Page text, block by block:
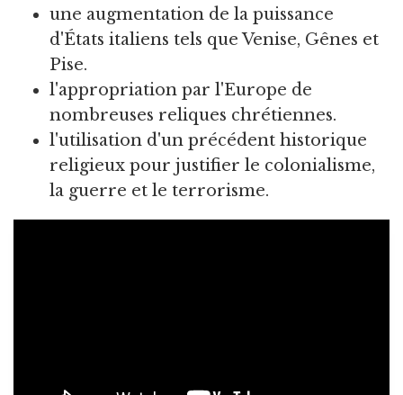
une augmentation de la puissance
d'États italiens tels que Venise, Gênes et
Pise.
l'appropriation par l'Europe de
nombreuses reliques chrétiennes.
l'utilisation d'un précédent historique
religieux pour justifier le colonialisme,
la guerre et le terrorisme.